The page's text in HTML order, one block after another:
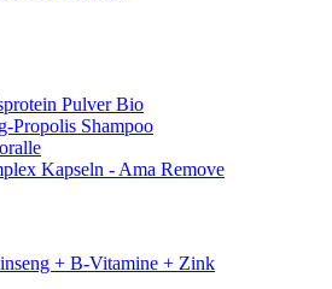
Pulver Bio
Propolis Shampoo
Kapseln - Ama Remove
+ B-Vitamine + Zink